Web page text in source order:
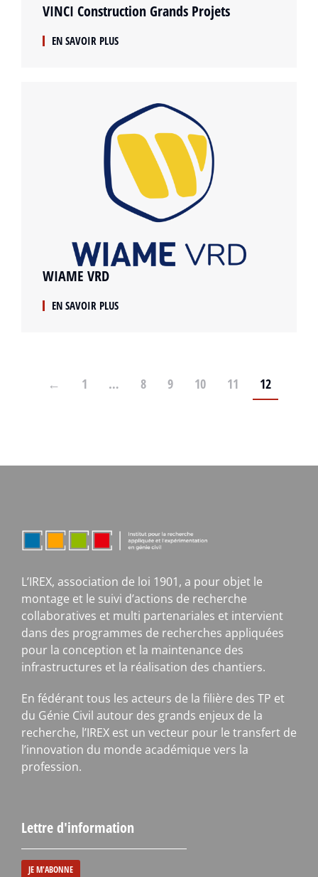
VINCI Construction Grands Projets
EN SAVOIR PLUS
WIAME VRD
EN SAVOIR PLUS
← 1 … 8 9 10 11 12
L’IREX, association de loi 1901, a pour objet le
montage et le suivi d’actions de recherche
collaboratives et multi partenariales et intervient
dans des programmes de recherches appliquées
pour la conception et la maintenance des
infrastructures et la réalisation des chantiers.
En fédérant tous les acteurs de la filière des TP et
du Génie Civil autour des grands enjeux de la
recherche, l’IREX est un vecteur pour le transfert de
l’innovation du monde académique vers la
profession.
Lettre d'information
JE M'ABONNE